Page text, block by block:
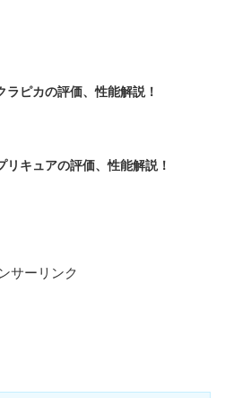
ラピカの評価、性能解説！
リキュアの評価、性能解説！
サーリンク